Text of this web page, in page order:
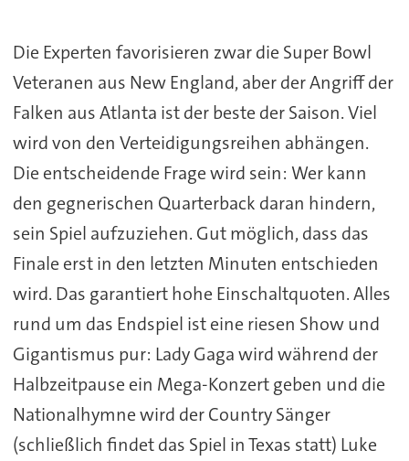
Die Experten favorisieren zwar die Super Bowl
Veteranen aus New England, aber der Angriff der
Falken aus Atlanta ist der beste der Saison. Viel
wird von den Verteidigungsreihen abhängen.
Die entscheidende Frage wird sein: Wer kann
den gegnerischen Quarterback daran hindern,
sein Spiel aufzuziehen. Gut möglich, dass das
Finale erst in den letzten Minuten entschieden
wird. Das garantiert hohe Einschaltquoten. Alles
rund um das Endspiel ist eine riesen Show und
Gigantismus pur: Lady Gaga wird während der
Halbzeitpause ein Mega-Konzert geben und die
Nationalhymne wird der Country Sänger
(schließlich findet das Spiel in Texas statt) Luke